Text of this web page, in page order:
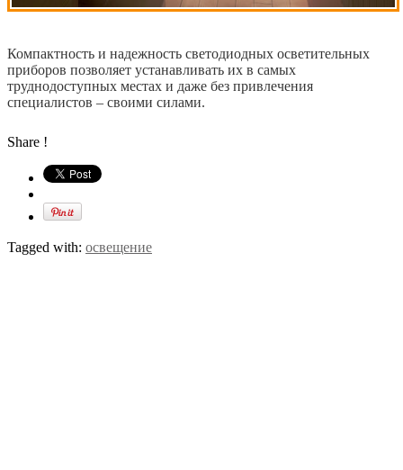
Компактность и надежность светодиодных осветительных
приборов позволяет устанавливать их в самых
труднодоступных местах и даже без привлечения
специалистов – своими силами.
Share !
Tagged with: освещение